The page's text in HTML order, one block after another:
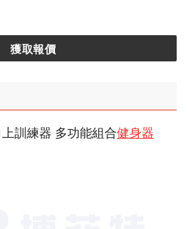
獲取報價
訓練器 多功能組合健身器